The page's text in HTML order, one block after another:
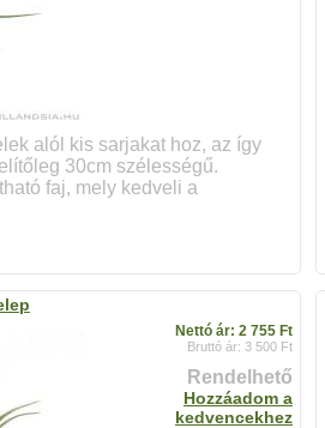
alól kis sarjakat hoz, az így
30cm szélességű.
faj, mely kedveli a
Nettó ár: 2 755 Ft
Bruttó ár: 3 500 Ft
Rendelhető
Hozzáadom a
kedvencekhez